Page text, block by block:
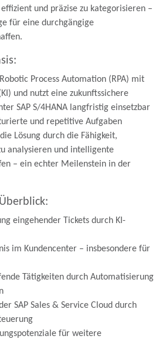
und präzise zu kategorisieren –
für eine durchgängige
Process Automation (RPA) mit
und nutzt eine zukunftssichere
SAP S/4HANA langfristig einsetzbar
und repetitive Aufgaben
Lösung durch die Fähigkeit,
analysieren und intelligente
– ein echter Meilenstein in der
eingehender Tickets durch KI-
im Kundencenter – insbesondere für
Tätigkeiten durch Automatisierung
SAP Sales & Service Cloud durch
für weitere